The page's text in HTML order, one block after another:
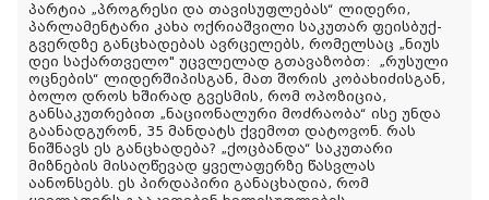
პარტია „პროგრესი და თავისუფლებას“ ლიდერი,
პარლამენტარი კახა ოქრიაშვილი საკუთარ ფეისბუქ-
გვერდზე განცხადებას ავრცელებს, რომელსაც „ნიუს
დეი საქართველო" უცვლელად გთავაზობთ: „რუსული
ოცნების“ ლიდერშიპისგან, მათ შორის კობახიძისგან,
ბოლო დროს ხშირად გვესმის, რომ ოპოზიცია,
განსაკუთრებით „ნაციონალური მოძრაობა“ ისე უნდა
გაანადგურონ, 35 მანდატს ქვემოთ დატოვონ. რას
ნიშნავს ეს განცხადება? „ქოცბანდა“ საკუთარი
მიზნების მისაღწევად ყველაფერზე წასვლას
აანონსებს. ეს პირდაპირი განაცხადია, რომ